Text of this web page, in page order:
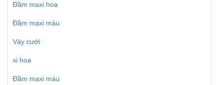
Đầm maxi hoa
Đầm maxi màu
Váy cưới
xi hoa
Đầm maxi màu